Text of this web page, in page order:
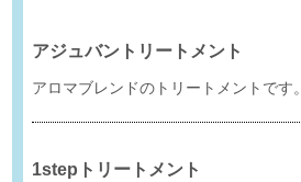
アジュバントリートメント
アロマブレンドのトリートメントです。
1stepトリートメント